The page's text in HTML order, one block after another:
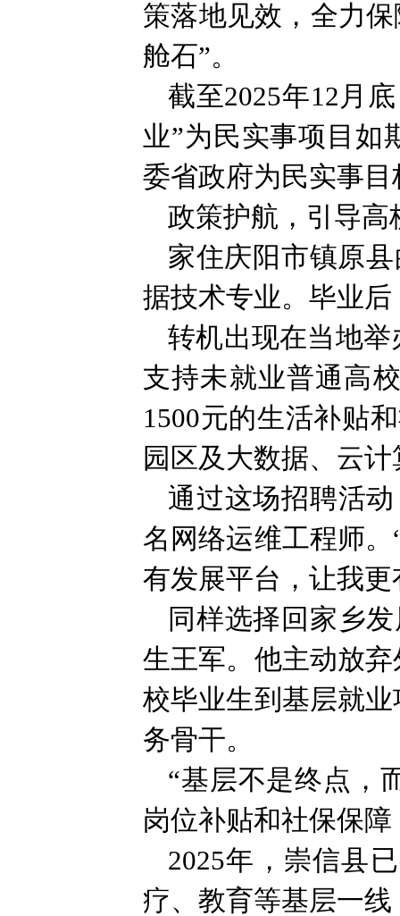
策落地见效，全力
舱石”。
截至2025年12月
业”为民实事项目如
委省政府为民实事
政策护航，引导高
家住庆阳市镇原
据技术专业。毕业
转机出现在当地
支持未就业普通高
1500元的生活补贴
园区及大数据、云
通过这场招聘活
名网络运维工程师
有发展平台，让我
同样选择回家乡
生王军。他主动放
校毕业生到基层就
务骨干。
“基层不是终点，
岗位补贴和社保保
2025年，崇信县
疗、教育等基层一